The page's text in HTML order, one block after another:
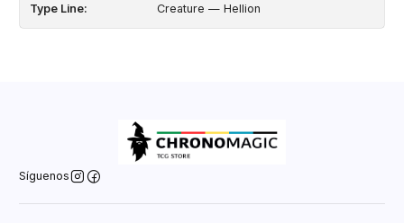
Type Line: Creature — Hellion
Síguenos